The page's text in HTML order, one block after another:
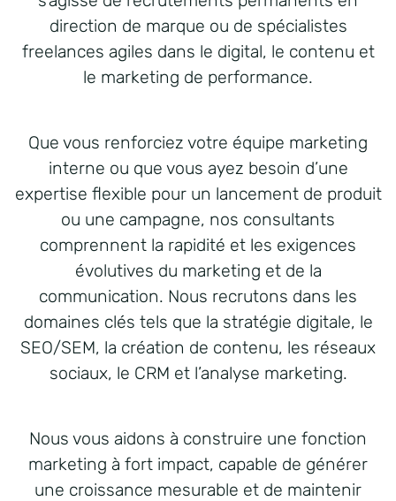
direction de marque ou de spécialistes
freelances agiles dans le digital, le contenu et
le marketing de performance.
Que vous renforciez votre équipe marketing
interne ou que vous ayez besoin d’une
expertise flexible pour un lancement de produit
ou une campagne, nos consultants
comprennent la rapidité et les exigences
évolutives du marketing et de la
communication. Nous recrutons dans les
domaines clés tels que la stratégie digitale, le
SEO/SEM, la création de contenu, les réseaux
sociaux, le CRM et l’analyse marketing.
Nous vous aidons à construire une fonction
marketing à fort impact, capable de générer
une croissance mesurable et de maintenir